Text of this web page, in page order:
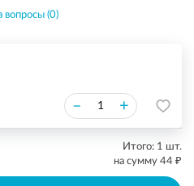
вопросы (0)
– +
Итого: 1 шт.
на сумму 44 ₽